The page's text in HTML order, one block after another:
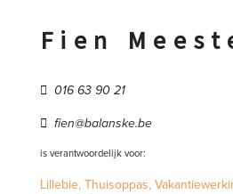
Fien
016 63 90 21
fien@balanske.be
is verantwoordelijk voor:
Lillebie, Thuisoppas,